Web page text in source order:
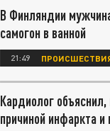
В Финляндии
самогон в ванной
21:49
Кардиолог
причиной инфаркта и